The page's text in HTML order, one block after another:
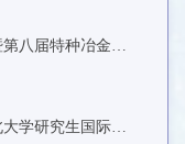
第三届高品质特殊钢冶金国际会议暨第八届特种冶金技术学术会议在东北大学召开
2026年智慧土木国际学术会议暨东北大学研究生国际暑期学校第九期在东北大学召开